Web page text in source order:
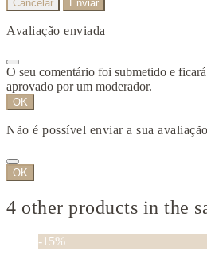
Cancelar Enviar
Avaliação enviada
O seu comentário foi submetido e
aprovado por um moderador.
OK
Não é possível enviar a sua avaliação
OK
4 other products in the
-15%